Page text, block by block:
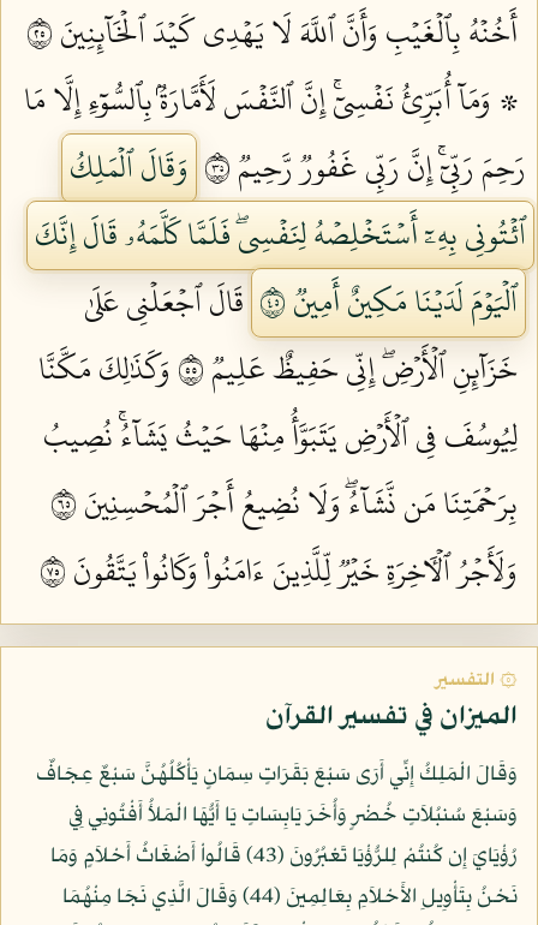
أَخُنۡهُ بِٱلۡغَيۡبِ وَأَنَّ ٱللَّهَ لَا يَهۡدِي كَيۡدَ ٱلۡخَآئِنِينَ ٥٢
۞ وَمَآ أُبَرِّئُ نَفۡسِيٓۚ إِنَّ ٱلنَّفۡسَ لَأَمَّارَةُۢ بِٱلسُّوٓءِ إِلَّا مَا
رَحِمَ رَبِّيٓۚ إِنَّ رَبِّي غَفُورٞ رَّحِيمٞ ٥٣
وَقَالَ ٱلۡمَلِكُ
ٱئۡتُونِي بِهِۦٓ أَسۡتَخۡلِصۡهُ لِنَفۡسِيۖ فَلَمَّا كَلَّمَهُۥ قَالَ إِنَّكَ
ٱلۡيَوۡمَ لَدَيۡنَا مَكِينٌ أَمِينٞ ٥٤
قَالَ ٱجۡعَلۡنِي عَلَىٰ
خَزَآئِنِ ٱلۡأَرۡضِۖ إِنِّي حَفِيظٌ عَلِيمٞ ٥٥
وَكَذَٰلِكَ مَكَّنَّا
لِيُوسُفَ فِي ٱلۡأَرۡضِ يَتَبَوَّأُ مِنۡهَا حَيۡثُ يَشَآءُۚ نُصِيبُ
بِرَحۡمَتِنَا مَن نَّشَآءُۖ وَلَا نُضِيعُ أَجۡرَ ٱلۡمُحۡسِنِينَ ٥٦
وَلَأَجۡرُ ٱلۡأٓخِرَةِ خَيۡرٞ لِّلَّذِينَ ءَامَنُواْ وَكَانُواْ يَتَّقُونَ ٥٧
۞ التفسير
الميزان في تفسير القرآن
وَقَالَ الْمَلِكُ إِنِّي أَرَى سَبْعَ بَقَرَاتٍ سِمَانٍ يَأْكُلُهُنَّ سَبْعٌ عِجَافٌ
وَسَبْعَ سُنبُلاَتٍ خُضْرٍ وَأُخَرَ يَابِسَاتٍ يَا أَيُّهَا الْمَلأُ أَفْتُونِي فِي
رُؤْيَايَ إِن كُنتُمْ لِلرُّؤْيَا تَعْبُرُونَ (43) قَالُواْ أَضْغَاثُ أَحْلاَمٍ وَمَا
نَحْنُ بِتَأْوِيلِ الأَحْلاَمِ بِعَالِمِينَ (44) وَقَالَ الَّذِي نَجَا مِنْهُمَا